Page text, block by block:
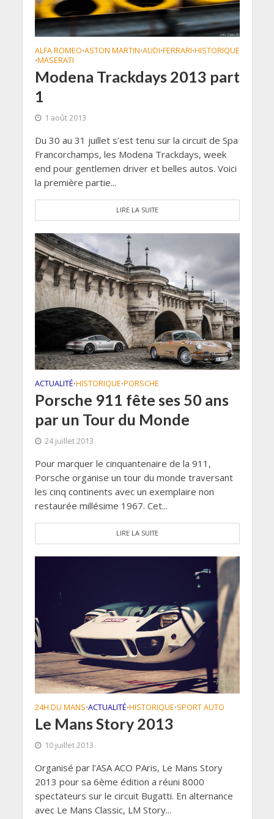
ALFA ROMEO•ASTON MARTIN•AUDI•FERRARI•HISTORIQUE
•MASERATI
Modena Trackdays 2013 part
1
1 août 2013
Du 30 au 31 juillet s’est tenu sur la circuit de Spa
Francorchamps, les Modena Trackdays, week
end pour gentlemen driver et belles autos. Voici
la première partie...
LIRE LA SUITE
ACTUALITÉ•HISTORIQUE•PORSCHE
Porsche 911 fête ses 50 ans
par un Tour du Monde
24 juillet 2013
Pour marquer le cinquantenaire de la 911,
Porsche organise un tour du monde traversant
les cinq continents avec un exemplaire non
restaurée millésime 1967. Cet...
LIRE LA SUITE
24H DU MANS•ACTUALITÉ•HISTORIQUE•SPORT AUTO
Le Mans Story 2013
10 juillet 2013
Organisé par l’ASA ACO PAris, Le Mans Story
2013 pour sa 6ème édition a réuni 8000
spectateurs sur le circuit Bugatti. En alternance
avec Le Mans Classic, LM Story...